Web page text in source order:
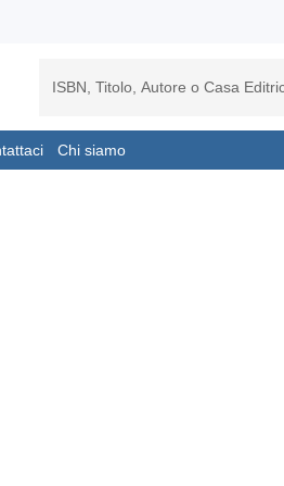
Chi siamo